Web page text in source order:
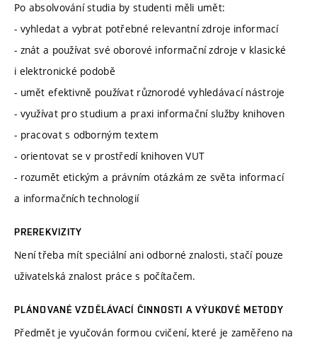
Po absolvování studia by studenti měli umět:
- vyhledat a vybrat potřebné relevantní zdroje informací
- znát a používat své oborové informační zdroje v klasické
i elektronické podobě
- umět efektivně používat různorodé vyhledávací nástroje
- využívat pro studium a praxi informační služby knihoven
- pracovat s odborným textem
- orientovat se v prostředí knihoven VUT
- rozumět etickým a právním otázkám ze světa informací
a informačních technologií
PREREKVIZITY
Není třeba mít speciální ani odborné znalosti, stačí pouze
uživatelská znalost práce s počítačem.
PLÁNOVANÉ VZDĚLÁVACÍ ČINNOSTI A VÝUKOVÉ METODY
Předmět je vyučován formou cvičení, které je zaměřeno na